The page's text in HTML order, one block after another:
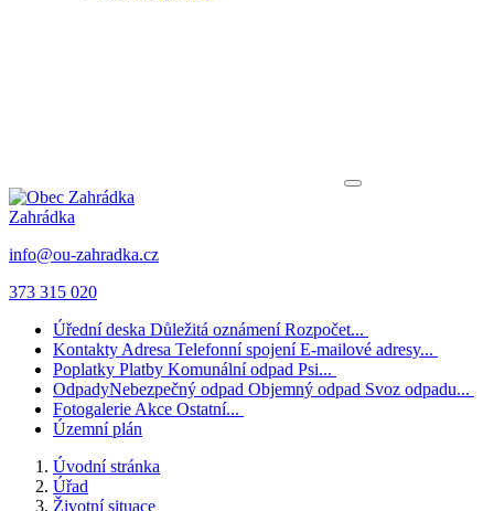
Zahrádka
info@ou-zahradka.cz
373 315 020
Úřední deska Důležitá oznámení Rozpočet...
Kontakty Adresa Telefonní spojení E-mailové adresy...
Poplatky Platby Komunální odpad Psi...
OdpadyNebezpečný odpad Objemný odpad Svoz odpadu...
Fotogalerie Akce Ostatní...
Územní plán
Úvodní stránka
Úřad
Životní situace